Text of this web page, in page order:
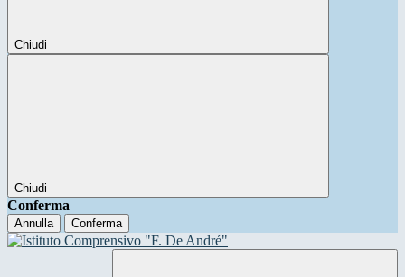
Chiudi
Chiudi
Conferma
Annulla Conferma